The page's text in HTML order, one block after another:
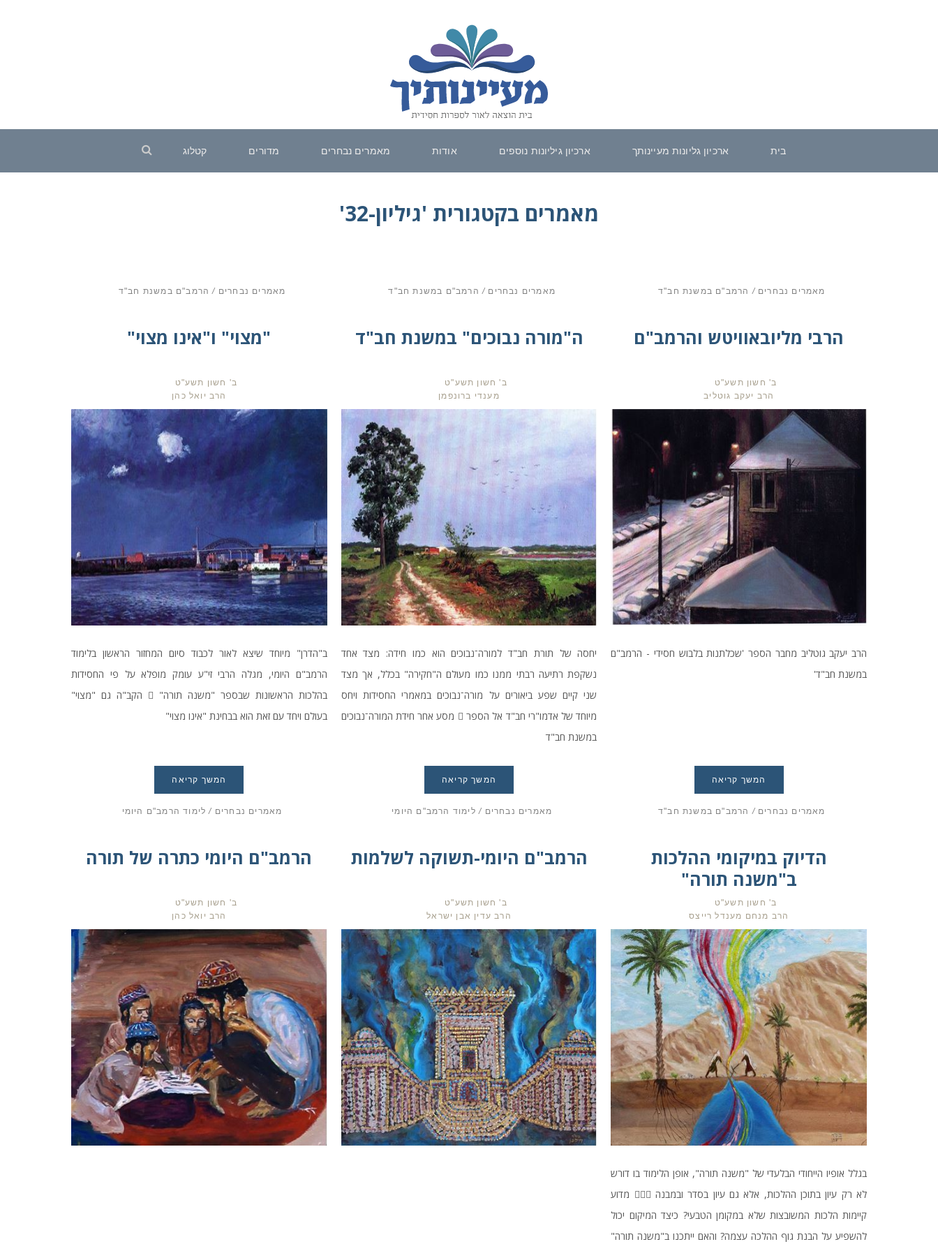
בית ארכיון גליונות מעיינותך ארכיון גיליונות נוספים אודות מאמרים נבחרים מדורים קטלוג
מאמרים בקטגורית 'גיליון-32'
מאמרים נבחרים/ הרמב"ם במשנת חב"ד
הרבי מליובאוויטש והרמב"ם
ב' חשון תשע"ט
הרב יעקב גוטליב
הרב יעקב גוטליב מחבר הספר 'שכלתנות בלבוש חסידי - הרמב"ם
במשנת חב"ד'
המשך קריאה
מאמרים נבחרים / הרמב"ם במשנת חב"ד
ה"מורה נבוכים" במשנת חב"ד
ב' חשון תשע"ט
מענדי ברונפמן
יחסה של תורת חב"ד למורה־נבוכים הוא כמו חידה: מצד אחד
נשקפת רתיעה רבתי ממנו כמו מעולם ה"חקירה" בכלל, אך מצד
שני קיים שפע ביאורים על מורה־נבוכים במאמרי החסידות ויחס
מיוחד של אדמו"רי חב"ד אל הספר  מסע אחר חידת המורה־נבוכים
במשנת חב"ד
המשך קריאה
מאמרים נבחרים / הרמב"ם במשנת חב"ד
"מצוי" ו"אינו מצוי"
ב' חשון תשע"ט
הרב יואל כהן
ב"הדרן" מיוחד שיצא לאור לכבוד סיום המחזור הראשון בלימוד
הרמב"ם היומי, מגלה הרבי זי"ע עומק מופלא על פי החסידות
בהלכות הראשונות שבספר "משנה תורה"  הקב"ה גם "מצוי"
בעולם ויחד עם זאת הוא בבחינת "אינו מצוי"
המשך קריאה
מאמרים נבחרים/ הרמב"ם במשנת חב"ד
הדיוק במיקומי ההלכות
ב"משנה תורה"
ב' חשון תשע"ט
הרב מנחם מענדל רייצס
בגלל אופיו הייחודי הבלעדי של "משנה תורה", אופן הלימוד בו דורש
לא רק עיון בתוכן ההלכות, אלא גם עיון בסדר ובמבנה  מדוע
קיימות הלכות המשובצות שלא במקומן הטבעי? כיצד המיקום יכול
להשפיע על הבנת גוף ההלכה עצמה? והאם ייתכנו ב"משנה תורה"
מאמרים נבחרים / לימוד הרמב"ם היומי
הרמב"ם היומי-תשוקה לשלמות
ב' חשון תשע"ט
הרב עדין אבן ישראל
מאמרים נבחרים / לימוד הרמב"ם היומי
הרמב"ם היומי כתרה של תורה
ב' חשון תשע"ט
הרב יואל כהן